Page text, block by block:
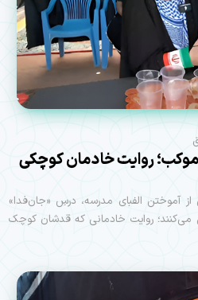
روایت خادمان کوچکی
از آموختن الفبای مدرسه، درسِ «جان‌فدا»
روایت خادمانی که قدشان کوچک